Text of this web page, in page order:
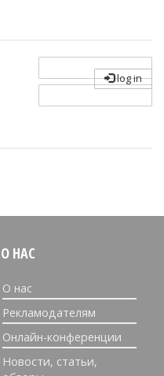
log in
О НАС
О нас
Рекламодателям
Онлайн-конференции
Новости, статьи,